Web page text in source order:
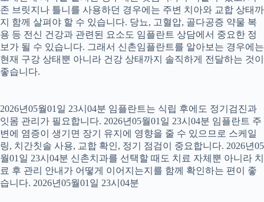
존 브릿지나 틀니를 사용하던 경우에는 주변 치아와 교합 상태까
지 함께 살펴야 할 수 있습니다. 당뇨, 고혈압, 골다공증 약물 복
용 등 전신 건강과 관련된 요소도 임플란트 상담에서 중요한 정
보가 될 수 있습니다. 그래서 신촌임플란트를 알아보는 경우에는
현재 구강 상태뿐 아니라 건강 상태까지 솔직하게 전달하는 것이
좋습니다.
2026년05월01일 23시04분 임플란트는 식립 후에도 정기검진과
잇몸 관리가 필요합니다. 2026년05월01일 23시04분 임플란트 주
변에 염증이 생기면 장기 유지에 영향을 줄 수 있으므로 스케일
링, 치간칫솔 사용, 교합 확인, 정기 점검이 중요합니다. 2026년05
월01일 23시04분 신촌치과를 선택할 때도 치료 자체뿐 아니라 치
료 후 관리 안내가 어떻게 이어지는지를 함께 확인하는 편이 좋
습니다. 2026년05월01일 23시04분